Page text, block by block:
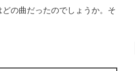
の曲だったのでしょうか。そ